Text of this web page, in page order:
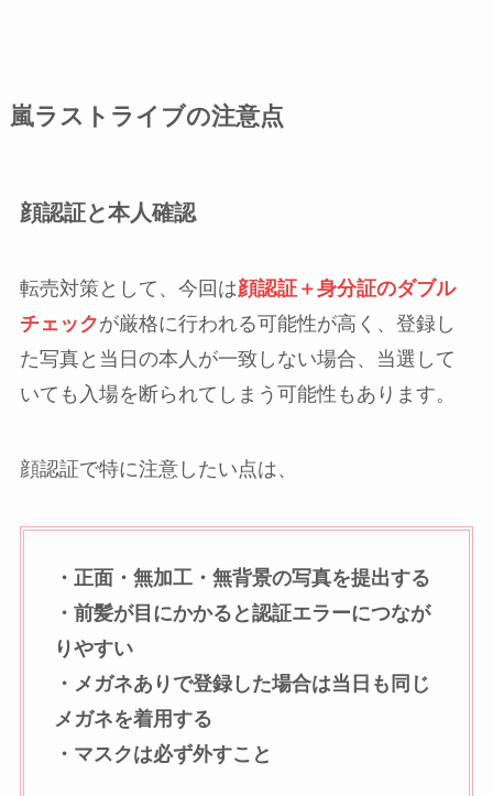
嵐ラストライブの注意点
顔認証と本人確認
転売対策として、今回は顔認証＋身分証のダブル
チェックが厳格に行われる可能性が高く、登録し
た写真と当日の本人が一致しない場合、当選して
いても入場を断られてしまう可能性もあります。
顔認証で特に注意したい点は、
・正面・無加工・無背景の写真を提出する
・前髪が目にかかると認証エラーにつなが
りやすい
・メガネありで登録した場合は当日も同じ
メガネを着用する
・マスクは必ず外すこと